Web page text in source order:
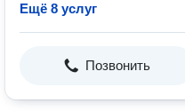
Ещё 8 услуг
Позвонить